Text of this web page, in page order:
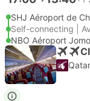
SHJ Aéroport de
Self-connecting |
NBO Aéroport